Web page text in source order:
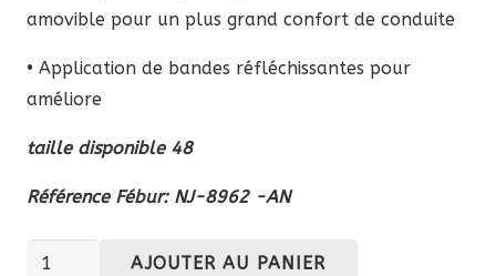
amovible pour un plus grand confort de conduite
• Application de bandes réfléchissantes pour
améliore
taille disponible 48
Référence Fébur: NJ-8962 -AN
quantité
AJOUTER AU PANIER